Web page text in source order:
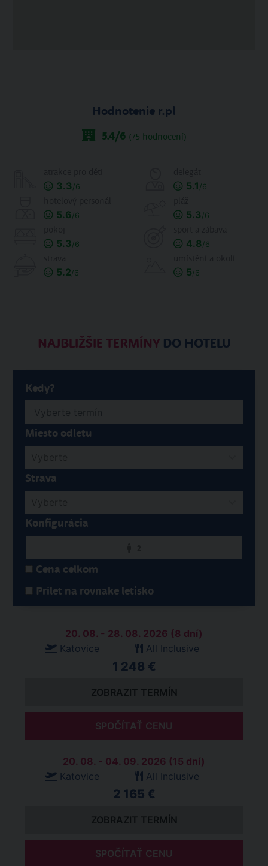
Hodnotenie r.pl
5.4/6 (75 hodnocení)
3.3/6 5.1 /6
5.6/6 5.3/6
5.3/6 4.8/6
5.2/6 5/6
NAJBLIŽŠIE TERMÍNYDO HOTELU
Kedy?
Miesto odletu
Strava
Konfigurácia
Cena celkom
Prílet na rovnake letisko
20. 08. - 28. 08. 2026 (8 dní)
Katovice
All Inclusive
1 248 €
ZOBRAZIT TERMÍN
SPOČÍTAŤ CENU
20. 08. - 04. 09. 2026 (15 dní)
Katovice
All Inclusive
2 165 €
ZOBRAZIT TERMÍN
SPOČÍTAŤ CENU